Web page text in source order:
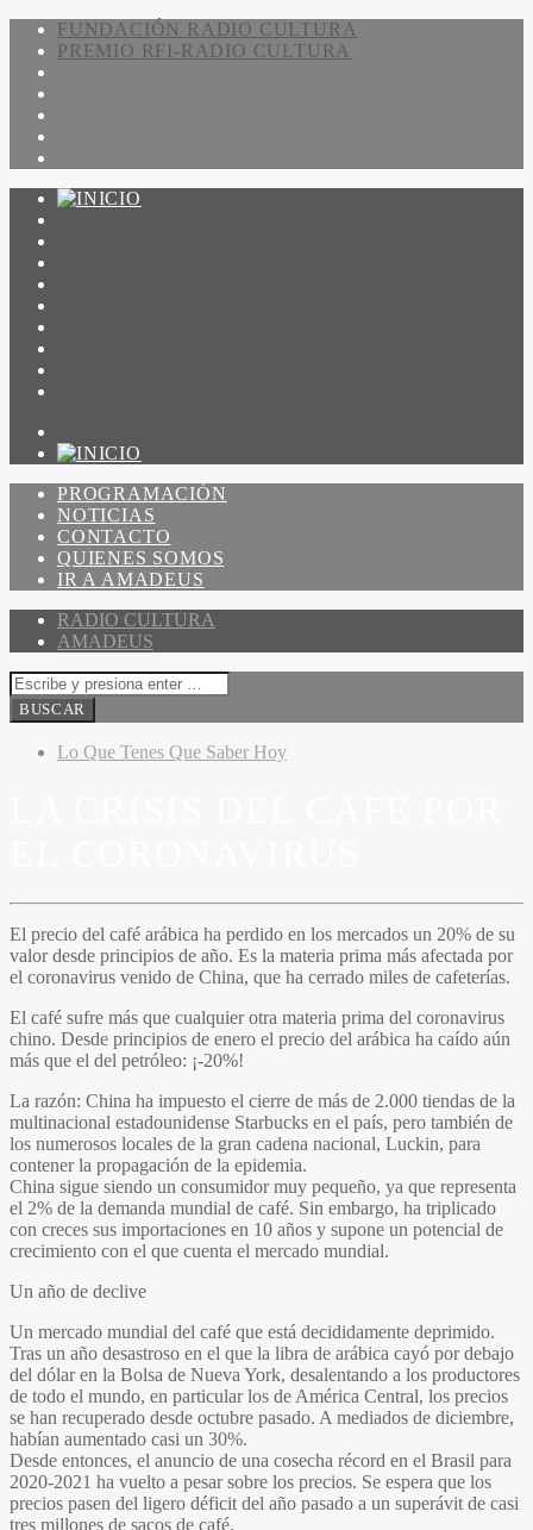
FUNDACIÓN RADIO CULTURA
PREMIO RFI-RADIO CULTURA
PROGRAMACIÓN
NOTICIAS
CONTACTO
QUIENES SOMOS
IR A AMADEUS
RADIO CULTURA
AMADEUS
Lo Que Tenes Que Saber Hoy
El precio del café arábica ha perdido en los mercados un 20% de su
valor desde principios de año. Es la materia prima más afectada por
el coronavirus venido de China, que ha cerrado miles de cafeterías.
El café sufre más que cualquier otra materia prima del coronavirus
chino. Desde principios de enero el precio del arábica ha caído aún
más que el del petróleo: ¡-20%!
La razón: China ha impuesto el cierre de más de 2.000 tiendas de la
multinacional estadounidense Starbucks en el país, pero también de
los numerosos locales de la gran cadena nacional, Luckin, para
contener la propagación de la epidemia.
China sigue siendo un consumidor muy pequeño, ya que representa
el 2% de la demanda mundial de café. Sin embargo, ha triplicado
con creces sus importaciones en 10 años y supone un potencial de
crecimiento con el que cuenta el mercado mundial.
Un año de declive
Un mercado mundial del café que está decididamente deprimido.
Tras un año desastroso en el que la libra de arábica cayó por debajo
del dólar en la Bolsa de Nueva York, desalentando a los productores
de todo el mundo, en particular los de América Central, los precios
se han recuperado desde octubre pasado. A mediados de diciembre,
habían aumentado casi un 30%.
Desde entonces, el anuncio de una cosecha récord en el Brasil para
2020-2021 ha vuelto a pesar sobre los precios. Se espera que los
precios pasen del ligero déficit del año pasado a un superávit de casi
tres millones de sacos de café.